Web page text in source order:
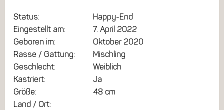
Status:
Happy-End
Eingestellt am:
7. April 2022
Geboren im:
Oktober 2020
Rasse / Gattung:
Mischling
Geschlecht:
Weiblich
Kastriert:
Ja
Größe:
48 cm
Land / Ort: